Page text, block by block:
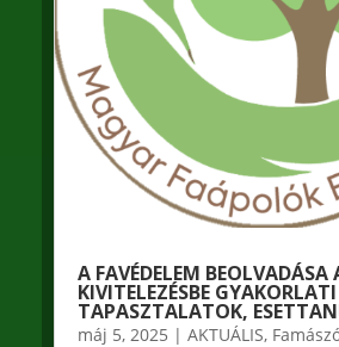
A FAVÉDELEM BEOLVADÁSA
KIVITELEZÉSBE GYAKORLATI
TAPASZTALATOK,
máj 5, 2025 | AKTUÁLIS,